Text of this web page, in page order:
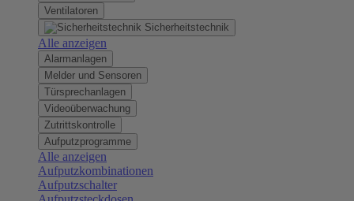
Ventilatoren
Sicherheitstechnik
Alle anzeigen
Alarmanlagen
Melder und Sensoren
Türsprechanlagen
Videoüberwachung
Zutrittskontrolle
Aufputzprogramme
Alle anzeigen
Aufputzkombinationen
Aufputzschalter